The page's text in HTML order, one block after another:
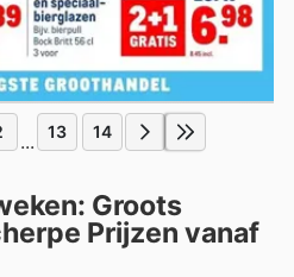
... 13 14
Groots
Prijzen vanaf